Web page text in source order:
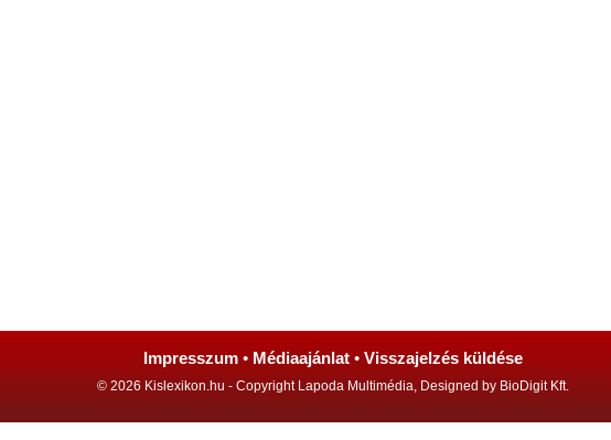
Impresszum • Médiaajánlat • Visszajelzés küldése
© 2026 Kislexikon.hu - Copyright Lapoda Multimédia, Designed by BioDigit Kft.